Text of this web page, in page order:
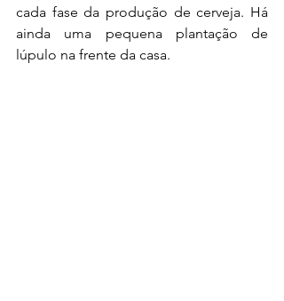
cada fase da produção de cerveja. Há
ainda uma pequena plantação de
lúpulo na frente da casa.